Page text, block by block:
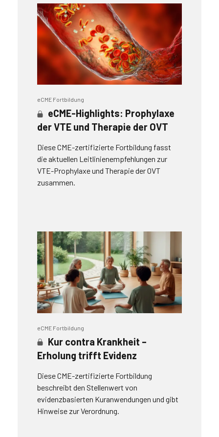
eCME Fortbildung
eCME-Highlights: Prophylaxe
der VTE und Therapie der OVT
Diese CME-zertifizierte Fortbildung fasst
die aktuellen Leitlinienempfehlungen zur
VTE-Prophylaxe und Therapie der OVT
zusammen.
eCME Fortbildung
Kur contra Krankheit –
Erholung trifft Evidenz
Diese CME-zertifizierte Fortbildung
beschreibt den Stellenwert von
evidenzbasierten Kuranwendungen und gibt
Hinweise zur Verordnung.